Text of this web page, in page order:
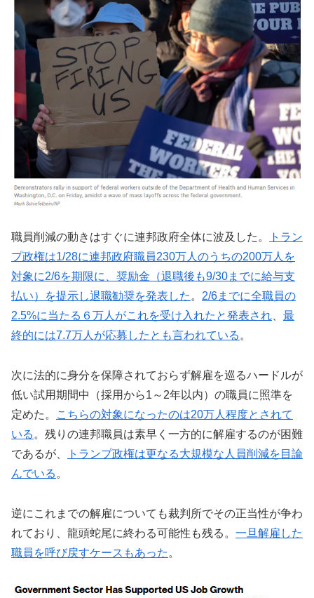
職員削減の動きはすぐに連邦政府全体に波及した。
トラン
プ政権は1/28に連邦政府職員230万人のうちの200万人を
対象に2/6を期限に、奨励金（退職後も9/30までに給与支
払い）を提示し退職勧奨を発表した 。 2/6までに全職員の
2.5%に当たる６万人がこれを受け入れたと発表され
最
終的には7.7万人が応募したとも言われている 。
次に法的に身分を保障されておらず解雇を巡るハードルが
低い試用期間中（採用から1～2年以内）の職員に照準を
定めた。
こちらの対象になったのは20万人程度とされて
いる 。残りの連邦職員は素早く一方的に解雇するのが困難
であるが、
トランプ政権は更なる大規模な人員削減を目論
んでいる 。
逆にこれまでの解雇についても裁判所でその正当性が争わ
れており、龍頭蛇尾に終わる可能性も残る。 一旦解雇した
職員を呼び戻すケースもあった 。